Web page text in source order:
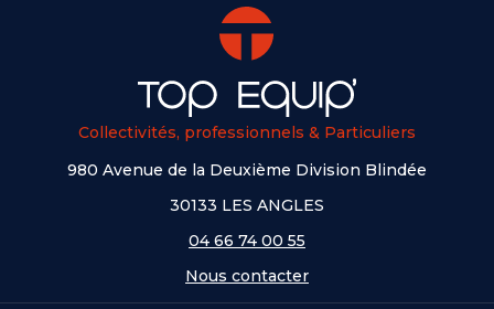
Collectivités, professionnels & Particuliers
980 Avenue de la Deuxième Division Blindée
30133 LES ANGLES
04 66 74 00 55
Nous contacter